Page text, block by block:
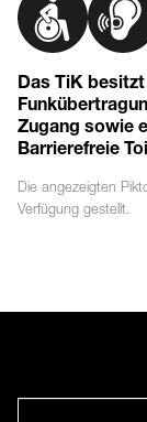
Das TiK
Zugang sowie
Barrierefreie
Die angezeigten
Verfügung gestellt.